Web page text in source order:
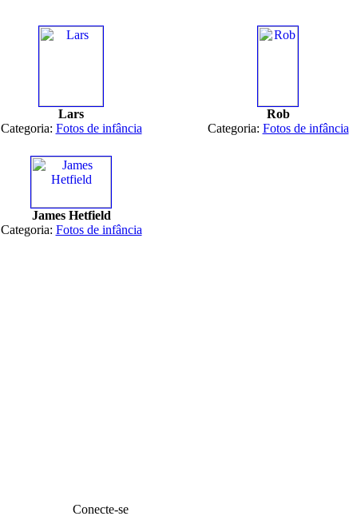
Lars
Categoria: Fotos de infância
Rob
Categoria: Fotos de infância
James Hetfield
Categoria: Fotos de infância
Conecte-se